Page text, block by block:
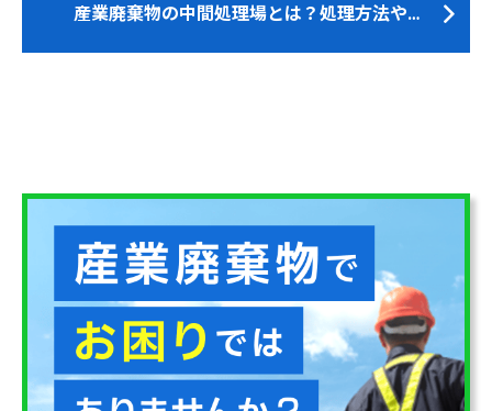
産業廃棄物の中間処理場とは？処理方法や…